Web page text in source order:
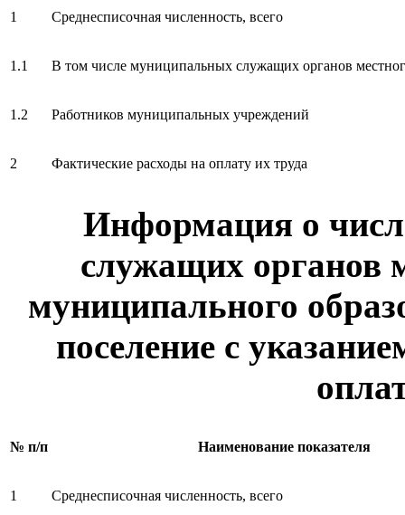
1 Среднесписочная численность, всего
1.1 В том числе муниципальных служащих органов
1.2 Работников муниципальных учреждений
2 Фактические расходы на оплату их труда
Информация о
служащих органов
муниципального
поселение с
№ п/п Наименование показателя
1 Среднесписочная численность, всего